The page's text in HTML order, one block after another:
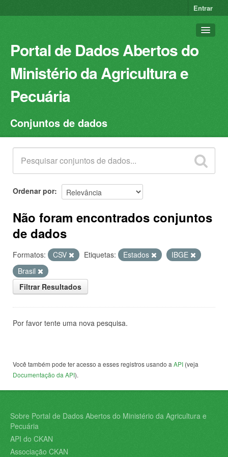
Entrar
Portal de Dados Abertos do
Ministério da Agricultura e
Pecuária
Conjuntos de dados
Organizações
Grupos
Sobre
Conjuntos de dados
Ordenar por
Não foram encontrados conjuntos
de dados
Formatos: CSV Etiquetas: Estados
IBGE
Brasil
Filtrar Resultados
Por favor tente uma nova pesquisa.
Você também pode ter acesso a esses registros usando a API (veja
Documentação da API).
Sobre Portal de Dados Abertos do Ministério da Agricultura e
Pecuária
API do CKAN
Associação CKAN